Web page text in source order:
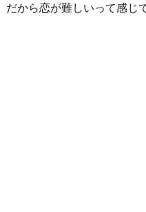
だから恋が難しいって感じ